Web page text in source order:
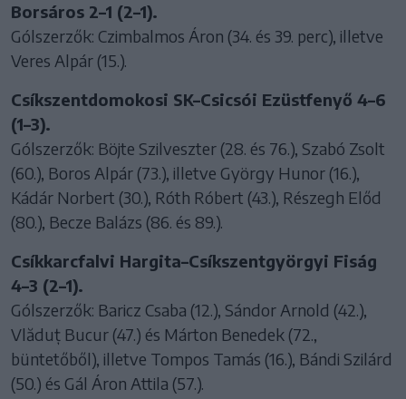
Borsáros 2–1 (2–1).
Gólszerzők: Czimbalmos Áron (34. és 39. perc), illetve
Veres Alpár (15.).
Csíkszentdomokosi SK–Csicsói Ezüstfenyő 4–6
(1–3).
Gólszerzők: Böjte Szilveszter (28. és 76.), Szabó Zsolt
(60.), Boros Alpár (73.), illetve György Hunor (16.),
Kádár Norbert (30.), Róth Róbert (43.), Részegh Előd
(80.), Becze Balázs (86. és 89.).
Csíkkarcfalvi Hargita–Csíkszentgyörgyi Fiság
4–3 (2–1).
Gólszerzők: Baricz Csaba (12.), Sándor Arnold (42.),
Vlăduț Bucur (47.) és Márton Benedek (72.,
büntetőből), illetve Tompos Tamás (16.), Bándi Szilárd
(50.) és Gál Áron Attila (57.).